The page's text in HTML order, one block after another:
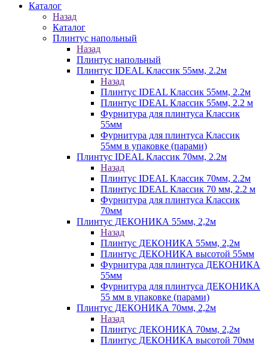
Каталог
Назад
Каталог
Плинтус напольный
Назад
Плинтус напольный
Плинтус IDEAL Классик 55мм, 2.2м
Назад
Плинтус IDEAL Классик 55мм, 2.2м
Плинтус IDEAL Классик 55мм, 2.2 м
Фурнитура для плинтуса Классик
55мм
Фурнитура для плинтуса Классик
55мм в упаковке (парами)
Плинтус IDEAL Классик 70мм, 2.2м
Назад
Плинтус IDEAL Классик 70мм, 2.2м
Плинтус IDEAL Классик 70 мм, 2.2 м
Фурнитура для плинтуса Классик
70мм
Плинтус ДЕКОНИКА 55мм, 2,2м
Назад
Плинтус ДЕКОНИКА 55мм, 2,2м
Плинтус ДЕКОНИКА высотой 55мм
Фурнитура для плинтуса ДЕКОНИКА
55мм
Фурнитура для плинтуса ДЕКОНИКА
55 мм в упаковке (парами)
Плинтус ДЕКОНИКА 70мм, 2,2м
Назад
Плинтус ДЕКОНИКА 70мм, 2,2м
Плинтус ДЕКОНИКА высотой 70мм